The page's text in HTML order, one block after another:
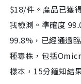
$18/件。產品已獲
我檢測。準確度
99.8%，已經通過
種毒株，包括
樣本，15分鐘知結